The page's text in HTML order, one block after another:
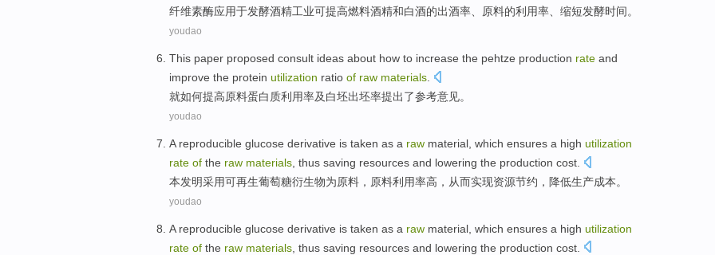
纤维素酶应用于发酵酒精工业可提高燃料酒精和白酒的出酒率 原料的利用率、缩短发酵时间。
youdao
This paper proposed consult ideas about how to increase the pehtze production rate and
improve the protein utilization ratio of raw materials
就如何提高原料蛋白质利用率及白坯出坯率提出了参考意见。
youdao
A reproducible glucose derivative is taken as a raw material, which ensures a high utilization
rate of the raw materials , thus saving resources and lowering the production cost
本发明采用可再生葡萄糖衍生物为原料 ，原料利用率高 ， 从而实现资源节约 ， 降低生产成本。
youdao
A reproducible glucose derivative is taken as a raw material, which ensures a high utilization
rate of the raw materials , thus saving resources and lowering the production cost